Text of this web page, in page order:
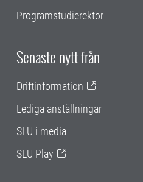
Programstudierektor
Senaste nytt från
Driftinformation
Lediga anställningar
SLU i media
SLU Play